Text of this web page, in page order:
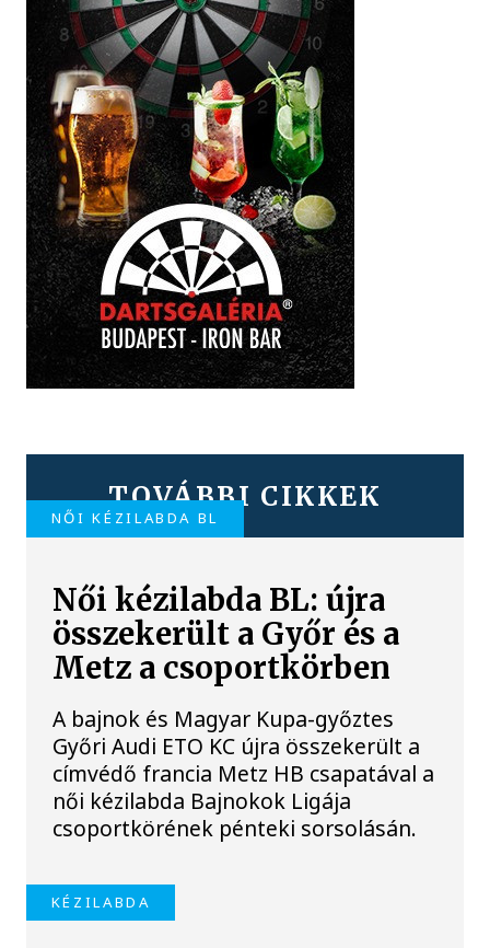
TOVÁBBI CIKKEK
NŐI KÉZILABDA BL
Női kézilabda BL: újra
összekerült a Győr és a
Metz a csoportkörben
A bajnok és Magyar Kupa-győztes
Győri Audi ETO KC újra összekerült a
címvédő francia Metz HB csapatával a
női kézilabda Bajnokok Ligája
csoportkörének pénteki sorsolásán.
KÉZILABDA